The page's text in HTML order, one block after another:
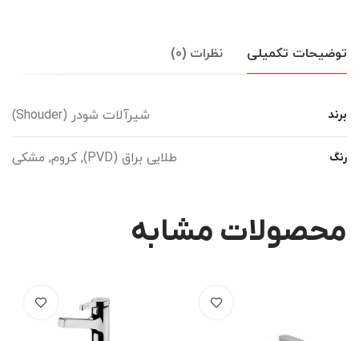
توضیحات تکمیلی نظرات (0)
برند شیرآلات شودر (Shouder)
رنگ طلایی براق (PVD), کروم, مشکی
محصولات مشابه